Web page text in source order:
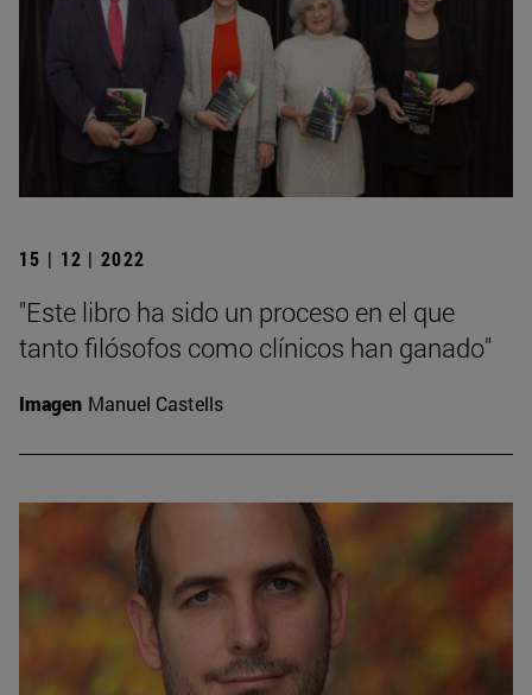
15 | 12 | 2022
"Este libro ha sido un proceso en el que
tanto filósofos como clínicos han ganado"
Imagen Manuel Castells